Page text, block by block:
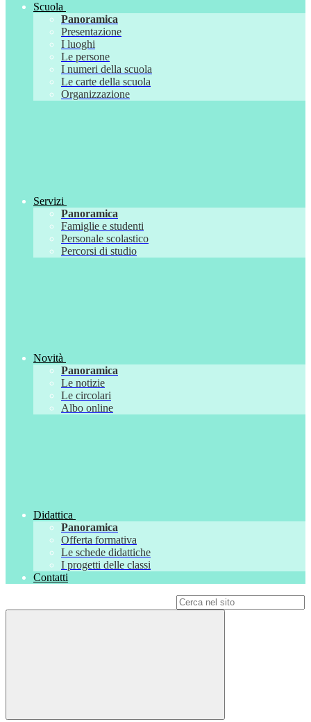
Scuola
Panoramica
Presentazione
I luoghi
Le persone
I numeri della scuola
Le carte della scuola
Organizzazione
Servizi
Panoramica
Famiglie e studenti
Personale scolastico
Percorsi di studio
Novità
Panoramica
Le notizie
Le circolari
Albo online
Didattica
Panoramica
Offerta formativa
Le schede didattiche
I progetti delle classi
Contatti